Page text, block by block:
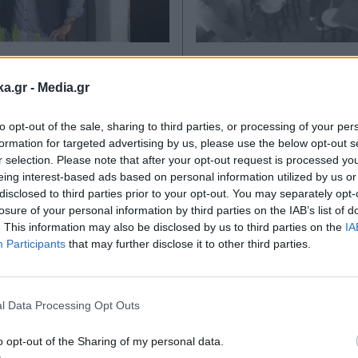
- Media.gr
opt-out of the sale, sharing to third parties, or processing of your
for targeted advertising by us, please use the below opt-out
selection. Please note that after your opt-out request is processed
interest-based ads based on personal information utilized by us
to third parties prior to your opt-out. You may separately
of your personal information by third parties on the IAB’s list of
This information may also be disclosed by us to third parties on the
Participants that may further disclose it to other third parties.
Data Processing Opt Outs
opt-out of the Sharing of my personal data.
30.08.2025 21:18
NEWSROOM
μετά από
ο
του Σαμού - Η
του Ιωάννη
ΕΛΛΑΔΑ 11.08.2025
μεταξύ των δύο
και του
ξυλοκοπήθηκε
Ελεύθεροι με
περιοριστικούς
newsletter